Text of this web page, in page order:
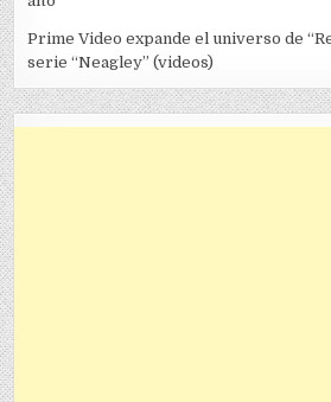
Prime Video expande el universo de
serie “Neagley” (videos)